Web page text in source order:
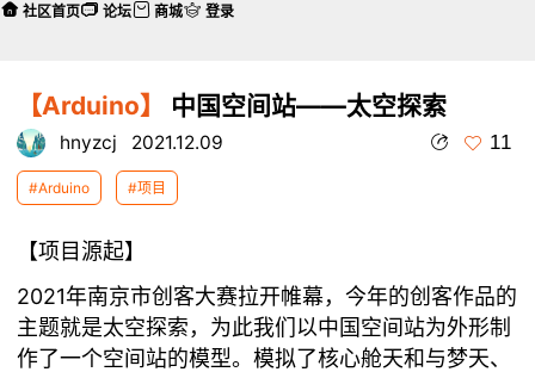
【Arduino】 中国空间站——太空探索
hnyzcj 2021.12.09 11
#Arduino #项目
【项目源起】
2021年南京市创客大赛拉开帷幕，今年的创客作品的
主题就是太空探索，为此我们以中国空间站为外形制
作了一个空间站的模型。模拟了核心舱天和与梦天、
社区首页 论坛 商城 登录